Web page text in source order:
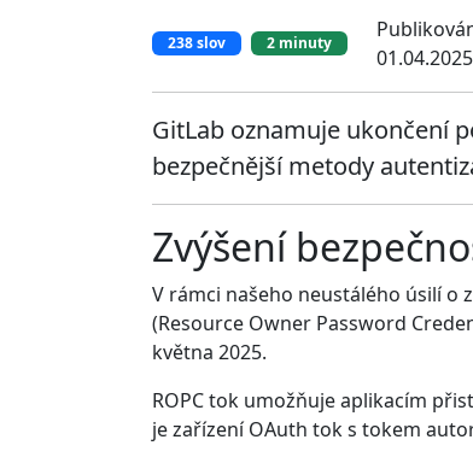
238 slov 2 minuty
01.04.2025
GitLab oznamuje ukončení
bezpečnější metody
Zvýšení
V rámci našeho neustálého úsilí o
(Resource Owner Password
května 2025.
ROPC tok umožňuje aplikacím
je zařízení OAuth tok s tokem